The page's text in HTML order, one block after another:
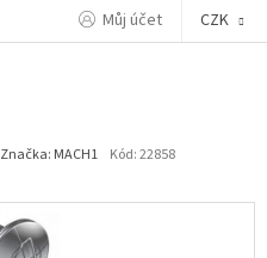
Můj účet CZK
Značka: MACH1 Kód:22858